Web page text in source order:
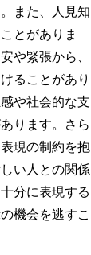
また、人見知
とがありま
や緊張から、
ることがあり
や社会的な支
ります。さら
現の制約を抱
い人との関係
分に表現する
機会を逃すこ